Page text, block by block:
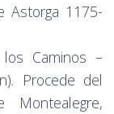
Astorga 1175-
Caminos –
Procede del